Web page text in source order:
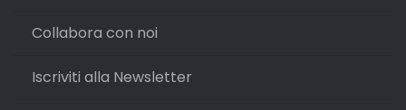
Collabora con noi
Iscriviti alla Newsletter